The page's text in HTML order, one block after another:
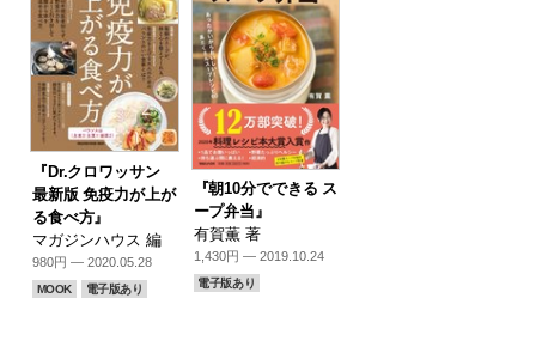
『Dr.クロワッサン
最新版 免疫力が上が
る食べ方』
マガジンハウス 編
980円 — 2020.05.28
MOOK 電子版あり
『朝10分でできる ス
ープ弁当』
有賀薫 著
1,430円 — 2019.10.24
電子版あり